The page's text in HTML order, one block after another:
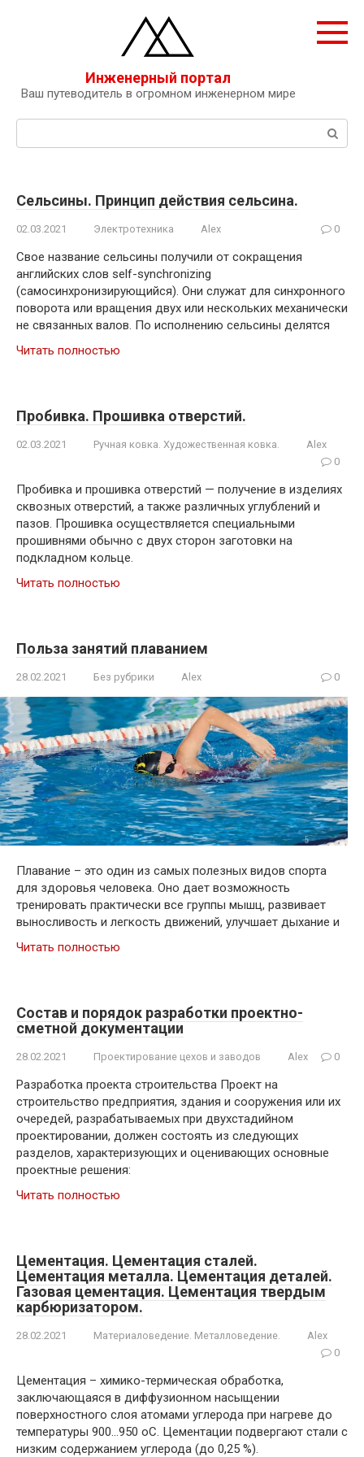
Инженерный портал
Ваш путеводитель в огромном инженерном мире
Поиск:
Сельсины. Принцип действия сельсина.
02.03.2021 Электротехника Alex 0
Свое название сельсины получили от сокращения
английских слов self-synсhronizing
(самосинхронизирующийся). Они служат для синхронного
поворота или вращения двух или нескольких механически
не связанных валов. По исполнению сельсины делятся
Читать полностью
Пробивка. Прошивка отверстий.
02.03.2021 Ручная ковка. Художественная ковка.
Alex
0
Пробивка и прошивка отверстий — получение в изделиях
сквозных отверстий, а также различных углублений и
пазов. Прошивка осуществляется специальными
прошивнями обычно с двух сторон заготовки на
подкладном кольце.
Читать полностью
Польза занятий плаванием
28.02.2021 Без рубрики Alex 0
Плавание – это один из самых полезных видов спорта
для здоровья человека. Оно дает возможность
тренировать практически все группы мышц, развивает
выносливость и легкость движений, улучшает дыхание и
Читать полностью
Состав и порядок разработки проектно-
сметной документации
28.02.2021 Проектирование цехов и заводов Alex 0
Разработка проекта строительства Проект на
строительство предприятия, здания и сооружения или их
очередей, разрабатываемых при двухстадийном
проектировании, должен состоять из следующих
разделов, характеризующих и оценивающих основные
проектные решения:
Читать полностью
Цементация. Цементация сталей.
Цементация металла. Цементация деталей.
Газовая цементация. Цементация твердым
карбюризатором.
28.02.2021 Материаловедение. Металловедение.
Alex
0
Цементация – химико-термическая обработка,
заключающаяся в диффузионном насыщении
поверхностного слоя атомами углерода при нагреве до
температуры 900…950 oС. Цементации подвергают стали с
низким содержанием углерода (до 0,25 %).